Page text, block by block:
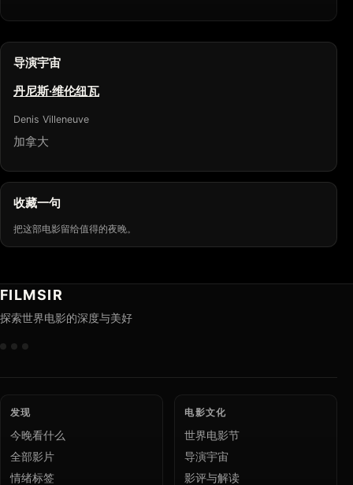
导演宇宙
丹尼斯·维伦纽瓦
Denis Villeneuve
加拿大
收藏一句
把这部电影留给值得的夜晚。
FILMSIR
探索世界电影的深度与美好
发现
今晚看什么
全部影片
情绪标签
电影文化
世界电影节
导演宇宙
影评与解读